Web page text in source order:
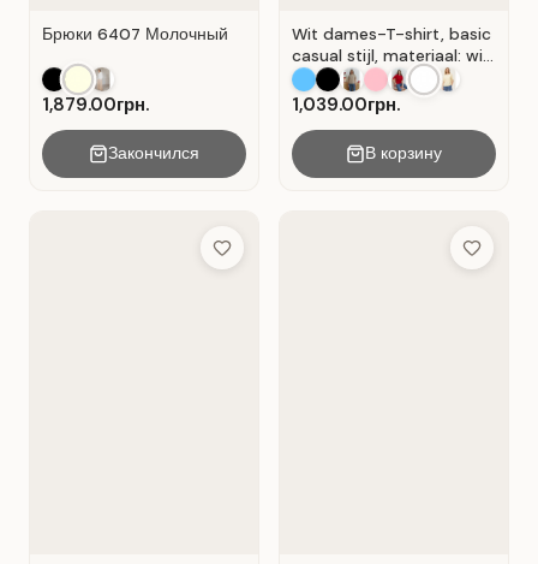
Брюки 6407 Молочный
1,879.00грн.
Закончился
Wit dames-T-shirt, basic
casual stijl, materiaal: wit
Wit.
1,039.00грн.
В корзину
Add to Wish List Add to